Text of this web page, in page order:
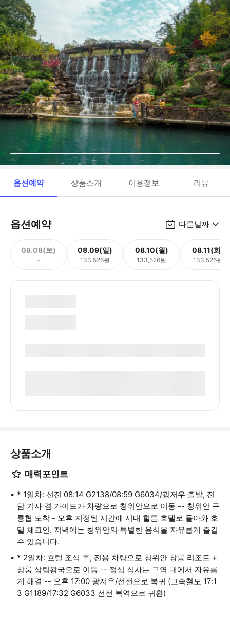
옵션예약 상품소개 이용정보 리뷰
옵션예약 다른날짜
08.08(토)
-
08.09(일)
133,526원
08.10(월)
133,526원
08.11(화)
133,526원
상품소개
매력포인트
* 1일차: 선전 08:14 G2138/08:59 G6034/광저우 출발, 전
담 기사 겸 가이드가 차량으로 칭위안으로 이동 -- 칭위안 구
룡협 도착 - 오후 지정된 시간에 시내 힐튼 호텔로 돌아와 호
텔 체크인. 저녁에는 칭위안의 특별한 음식을 자유롭게 즐길
수 있습니다.
* 2일차: 호텔 조식 후, 전용 차량으로 칭위안 창룽 리조트 +
창룽 삼림왕국으로 이동 -- 점심 식사는 구역 내에서 자유롭
게 해결 -- 오후 17:00 광저우/선전으로 복귀 (고속철도 17:1
3 G1189/17:32 G6033 선전 북역으로 귀환)